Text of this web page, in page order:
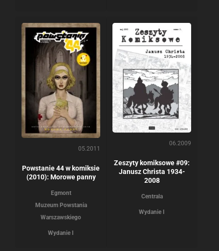
05.2011
Powstanie 44 w komiksie
(2010): Morowe panny
Egmont
Muzeum Powstania
Warszawskiego
Wydanie I
06.2009
Zeszyty komiksowe #09:
Janusz Christa 1934-
2008
Centrala
Wydanie I